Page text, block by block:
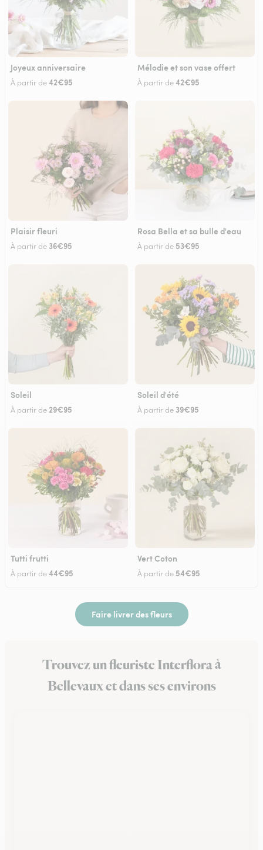
Joyeux anniversaire
À partir de42€95
Mélodie et son vase offert
À partir de42€95
Plaisir fleuri
À partir de 36€95
Rosa Bella et sa bulle d'eau
À partir de 53€95
Soleil
À partir de 29€95
Soleil d'été
À partir de 39€95
Tutti frutti
À partir de44€95
Vert Coton
À partir de 54€95
Faire livrer des fleurs
Trouvez un fleuriste Interflora à
Bellevaux et dans ses environs